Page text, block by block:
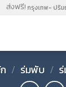
ส่งฟรี! กรุงเทพ- ปริ
/ ร่มพับ /